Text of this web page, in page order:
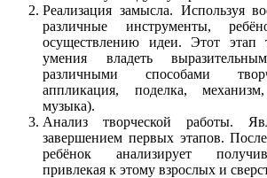
Реализация замысла. Используя
различные инструменты,
осуществлению идеи. Этот этап
умения владеть
различными способами
аппликация, поделка,
музыка).
Анализ творческой работы.
завершением первых этапов.
ребёнок анализирует
привлекая к этому взрослых и